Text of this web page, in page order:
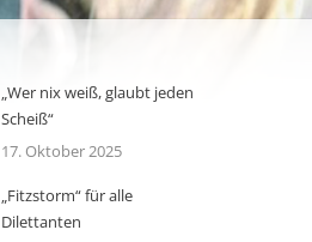
„Wer nix weiß, glaubt jeden
Scheiß“
17. Oktober 2025
„Fitzstorm“ für alle
Dilettanten